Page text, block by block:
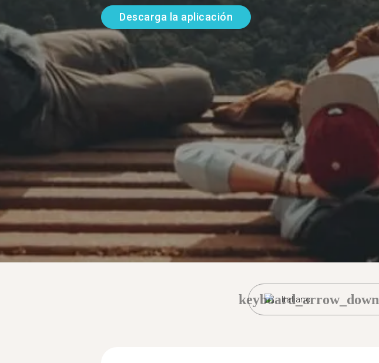
Descarga la aplicación
Italiano
keyboard_arrow_down